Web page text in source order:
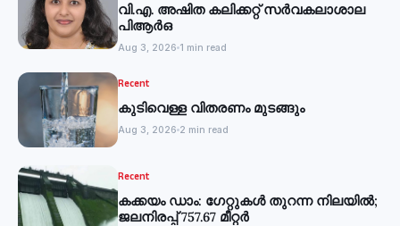
വി.എ. അഷിത കലിക്കറ്റ് സർവകലാശാല
പിആർഒ
Aug 3, 2026 1 min read
Recent
കുടിവെള്ള വിതരണം മുടങ്ങും
Aug 3, 2026 2 min read
Recent
കക്കയം ഡാം: ഗേറ്റുകൾ തുറന്ന നിലയിൽ;
ജലനിരപ്പ് 757.67 മീറ്റർ